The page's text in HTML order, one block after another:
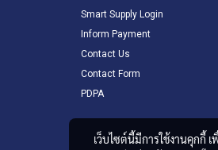
Smart Supply Login
Inform Payment
Contact Us
Contact Form
PDPA
เว็บไซต์นี้มีการใช้งานคุกกี้